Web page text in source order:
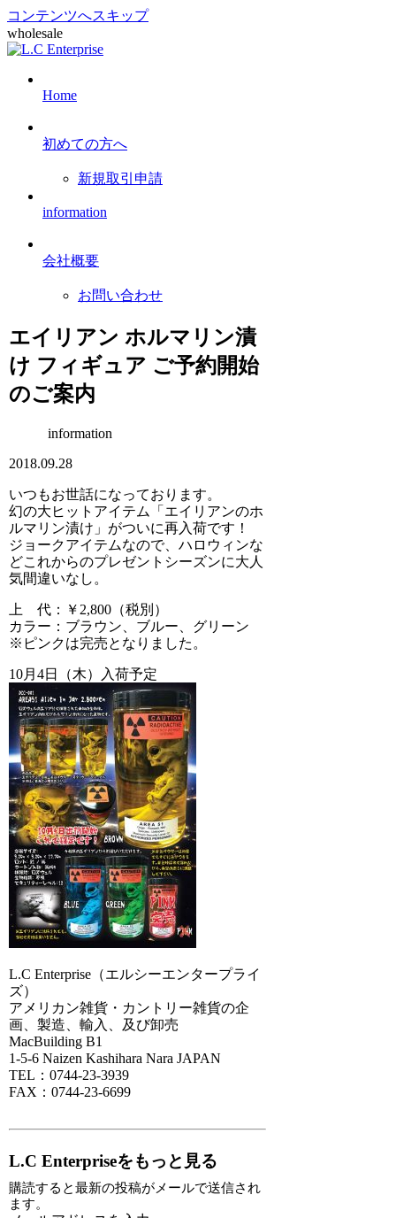
コンテンツへスキップ
wholesale
Home
初めての方へ
新規取引申請
information
会社概要
お問い合わせ
エイリアン ホルマリン漬
け フィギュア ご予約開始
のご案内
information
2018.09.28
いつもお世話になっております。
幻の大ヒットアイテム「エイリアンのホ
ルマリン漬け」がついに再入荷です！
ジョークアイテムなので、ハロウィンな
どこれからのプレゼントシーズンに大人
気間違いなし。
上 代：￥2,800（税別）
カラー：ブラウン、ブルー、グリーン
※ピンクは完売となりました。
10月4日（木）入荷予定
L.C Enterprise（エルシーエンタープライ
ズ）
アメリカン雑貨・カントリー雑貨の企
画、製造、輸入、及び卸売
MacBuilding B1
1-5-6 Naizen Kashihara Nara JAPAN
TEL：0744-23-3939
FAX：0744-23-6699
L.C Enterpriseをもっと見る
購読すると最新の投稿がメールで送信され
ます。